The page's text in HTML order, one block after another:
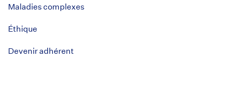
Maladies complexes
Éthique
Devenir adhérent